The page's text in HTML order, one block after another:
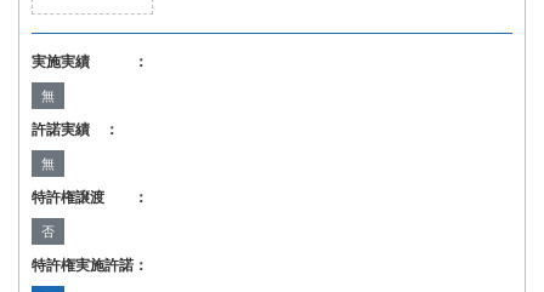
実施実績 ：
無
許諾実績 ：
無
特許権譲渡 ：
否
特許権実施許諾：